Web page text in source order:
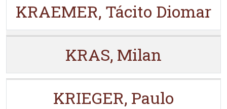
KRAEMER, Tácito Diomar
KRAS, Milan
KRIEGER, Paulo